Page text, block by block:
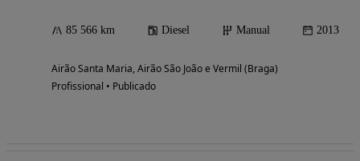
85 566 km Diesel Manual 2013
Airão Santa Maria, Airão São João e Vermil (Braga)
Profissional • Publicado